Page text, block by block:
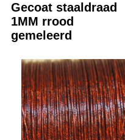
Gecoat staaldraad
1MM rrood
gemeleerd